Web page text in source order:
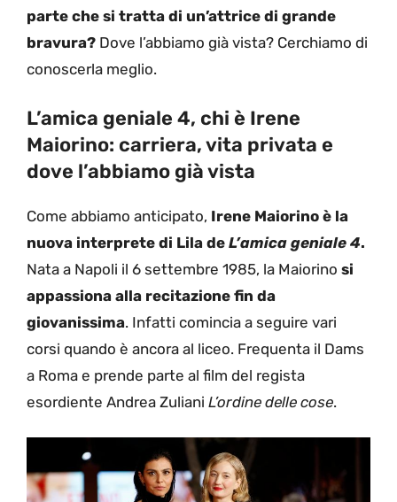
parte che si tratta di un’attrice di grande
bravura? Dove l’abbiamo già vista? Cerchiamo di
conoscerla meglio.
L’amica geniale 4, chi è Irene
Maiorino: carriera, vita privata e
dove l’abbiamo già vista
Come abbiamo anticipato, Irene Maiorino è la
nuova interprete di Lila de L’amica geniale 4.
Nata a Napoli il 6 settembre 1985, la Maiorino si
appassiona alla recitazione fin da
giovanissima. Infatti comincia a seguire vari
corsi quando è ancora al liceo. Frequenta il Dams
a Roma e prende parte al film del regista
esordiente Andrea Zuliani L’ordine delle cose.